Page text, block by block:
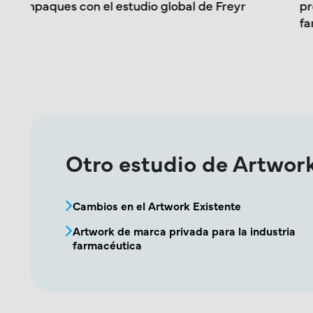
procesos de Artwork en la industria
Otro estudio de
MPR - Bloque de Menú del Estudio de
Cambios en el Artwork Existente
Artwork de marca privada para la industria
farmacéutica